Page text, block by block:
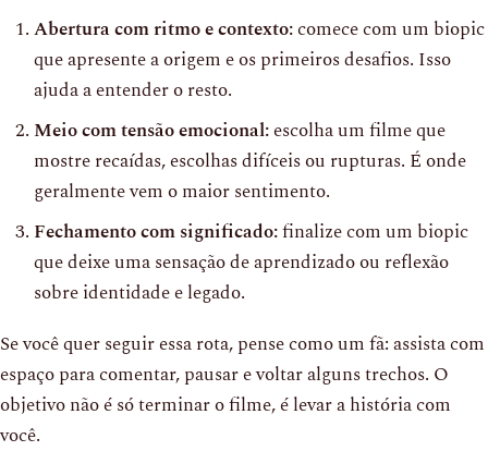
Abertura com ritmo e contexto:comece com um biopic
que apresente a origem e os primeiros desafios. Isso
ajuda a entender o resto.
Meio com tensão emocional:escolha um filme que
mostre recaídas, escolhas difíceis ou rupturas. É onde
geralmente vem o maior sentimento.
Fechamento com significado:finalize com um biopic
que deixe uma sensação de aprendizado ou reflexão
sobre identidade e legado.
Se você quer seguir essa rota, pense como um fã: assista com
espaço para comentar, pausar e voltar alguns trechos. O
objetivo não é só terminar o filme, é levar a história com
você.